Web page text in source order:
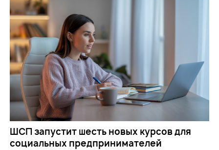
ШСП запустит шесть новых курсов для
социальных предпринимателей